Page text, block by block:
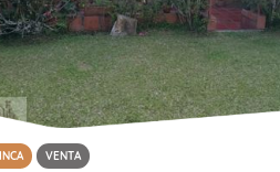
VENTA